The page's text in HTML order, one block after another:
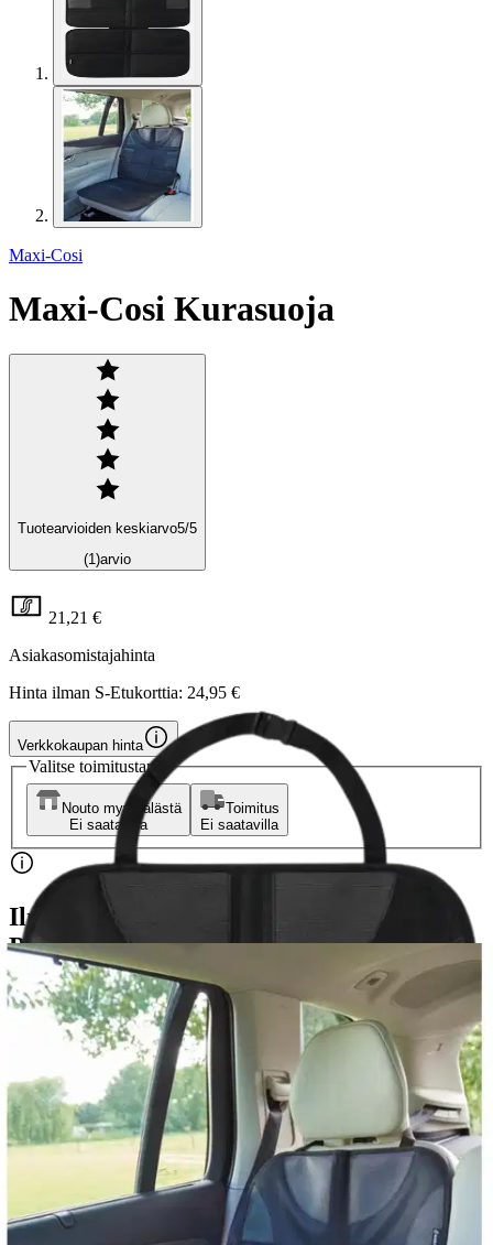
Maxi-Cosi
Maxi-Cosi Kurasuoja
Tuotearvioiden keskiarvo5/5
(1)arvio
21,21 €
Asiakasomistajahinta
Hinta ilman S-Etukorttia: 24,95 €
Verkkokaupan hinta
Valitse toimitustapa
Nouto myymälästä
Ei saatavilla
Toimitus
Ei saatavilla
Ilmainen toimitus yli 100 €:n tilauksille
Postin pakettiautomaattiin tai
palvelupisteeseen!
Etu ei koske Suuri‑lisäpalvelulla toimitettavia tuotteita.
Tarkista myymäläsaatavuus
Ei saatavilla